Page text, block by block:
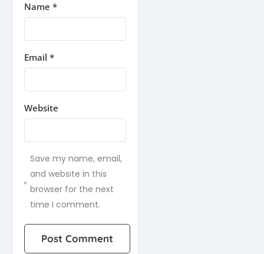
Name *
Email *
Website
Save my name, email,
and website in this
browser for the next
time I comment.